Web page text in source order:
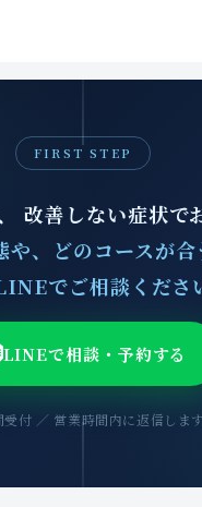
FIRST STEP
改善しない症状で
、どのコースが合
でご相談くださ
LINEで相談・予約する
受付 ／ 営業時間内に返信します